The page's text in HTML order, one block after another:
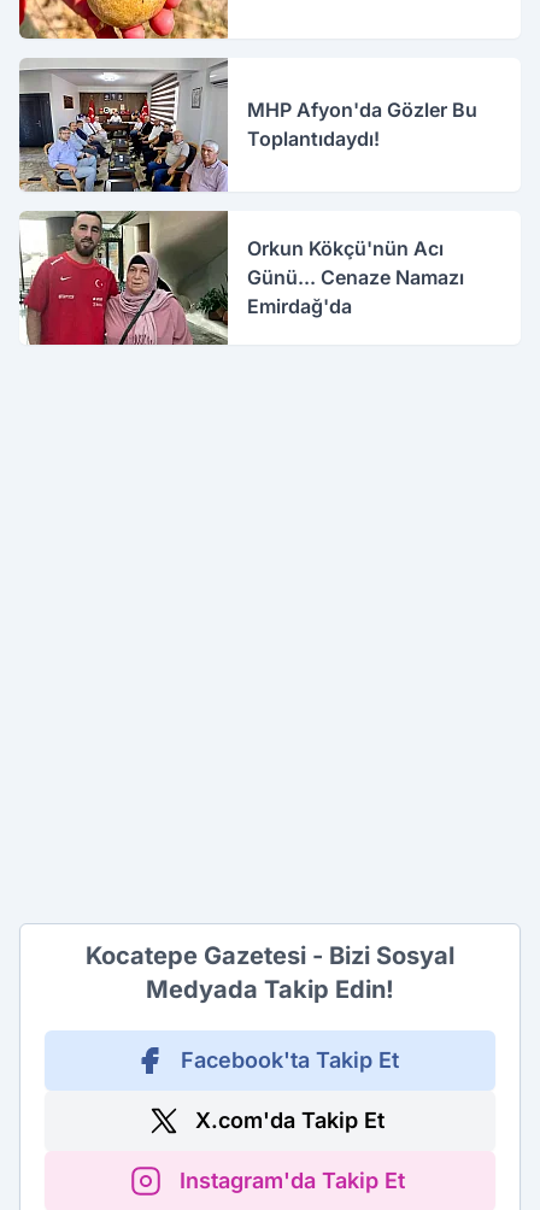
MHP Afyon'da Gözler Bu
Toplantıdaydı!
Orkun Kökçü'nün Acı
Günü... Cenaze Namazı
Emirdağ'da
Kocatepe Gazetesi - Bizi Sosyal
Medyada Takip Edin!
Facebook'ta Takip Et
X.com'da Takip Et
Instagram'da Takip Et